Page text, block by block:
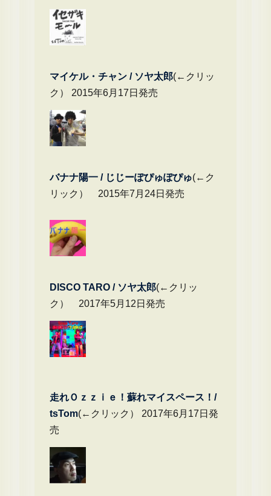
マイケル・チャ ン / ソヤ太郎(←クリッ
ク） 2015年6月17日発売
バナナ陽一 / じじーぽぴゅぽぴゅ(←ク
リック） 2015年7月24日発売
DISCO TARO / ソヤ太郎(←クリッ
ク） 2017年5月12日発売
走れＯｚｚｉｅ！蘇れマイスペース！/
tsTom(←クリック） 2017年6月17日発
売